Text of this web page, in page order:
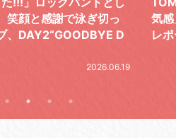
笑顔と感謝で泳ぎ切っ
、DAY2“GOODBYE D
2026.06.19
気
レ